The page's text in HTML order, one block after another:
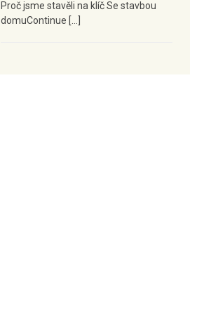
Proč jsme stavěli na klíč Se stavbou
domuContinue […]